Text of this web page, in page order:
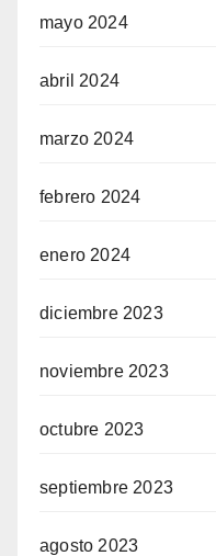
mayo 2024
abril 2024
marzo 2024
febrero 2024
enero 2024
diciembre 2023
noviembre 2023
octubre 2023
septiembre 2023
agosto 2023